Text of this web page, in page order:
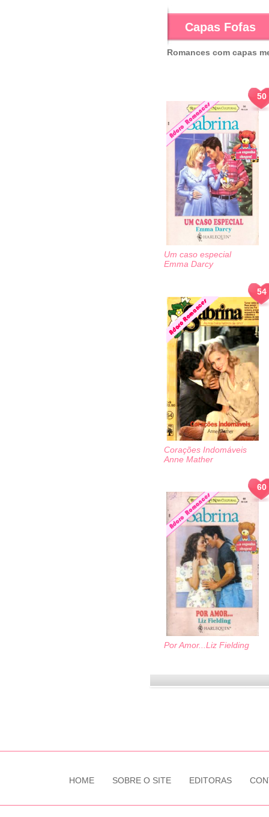
Capas Fofas
Romances com capas
50
Um caso especial
Emma Darcy
54
Corações Indomáveis
Anne Mather
60
Por Amor... Liz Fielding
HOME SOBRE O SITE EDITORAS